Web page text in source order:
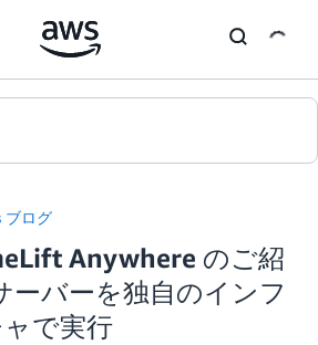
ブログ
Anywhere のご紹
バーを独自のインフ
で実行